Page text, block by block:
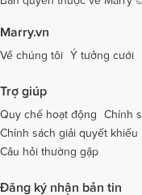
Dịch vụ cưới tại Thái Bình
Dịch vụ cưới tại Thừa
Dịch vụ cưới tại An Giang
Dịch vụ cưới tại Tuyên
Marry.vn
Về chúng tôi Ý tưởng cưới
Trợ giúp
Quy chế hoạt động
Chính
Chính sách giải quyết khiếu
Câu hỏi thường gặp
Đăng ký nhận bản tin